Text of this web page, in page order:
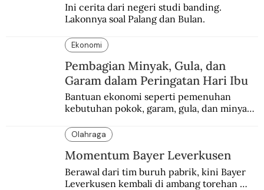
Ini cerita dari negeri studi banding.
Lakonnya soal Palang dan Bulan.
Ekonomi
Pembagian Minyak, Gula, dan
Garam dalam Peringatan Hari Ibu
Bantuan ekonomi seperti pemenuhan
kebutuhan pokok, garam, gula, dan minyak
peringatan Hari Ibu.
Olahraga
Momentum Bayer Leverkusen
Berawal dari tim buruh pabrik, kini Bayer
Leverkusen kembali di ambang torehan